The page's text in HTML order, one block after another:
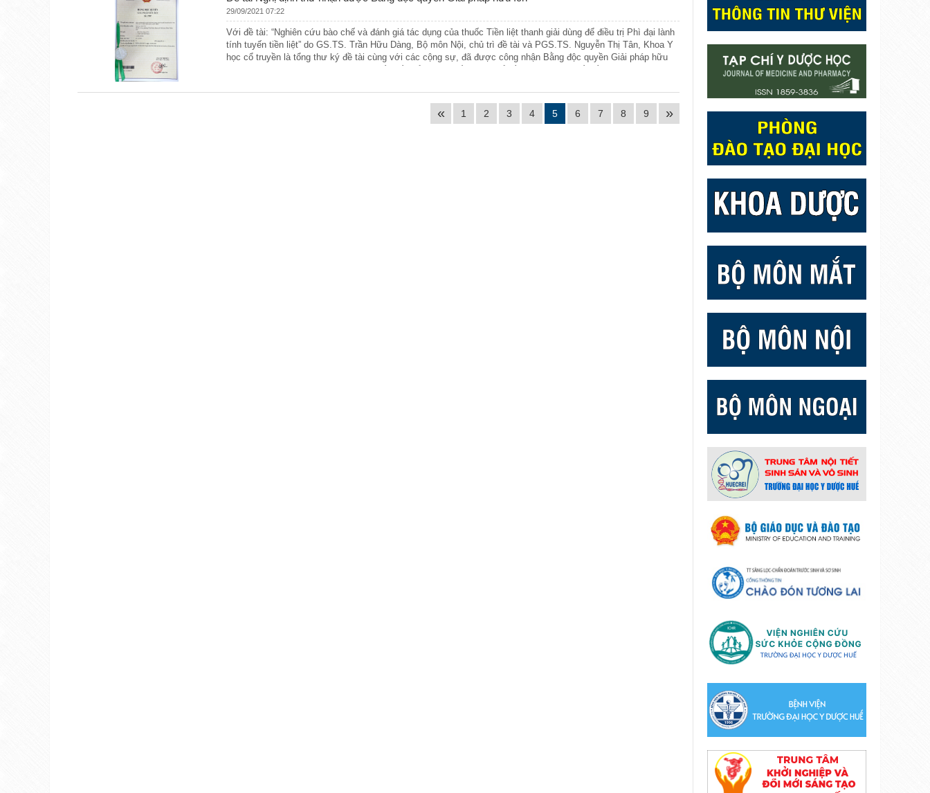
29/09/2021 07:22
Với đề tài: “Nghiên cứu bào chế và đánh giá tác dụng của thuốc Tiền liệt thanh giải dùng để điều trị Phì đại lành
tính tuyến tiền liệt” do GS.TS. Trần Hữu Dàng, Bộ môn Nội, chủ trì đề tài và PGS.TS. Nguyễn Thị Tân, Khoa Y
học cổ truyền là tổng thư ký đề tài cùng với các cộng sự, đã được công nhận Bằng độc quyền Giải pháp hữu
« 1 2 3 4 5 6 7 8 9 »